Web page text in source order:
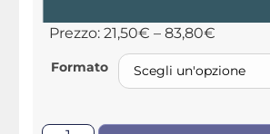
Prezzo: 21,50€ – 83,80€
Formato